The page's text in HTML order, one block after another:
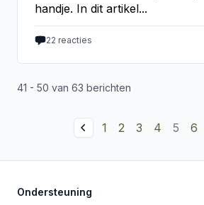
handje. In dit artikel...
22 reacties
41 - 50 van 63 berichten
1 2 3 4 5 6
Ondersteuning